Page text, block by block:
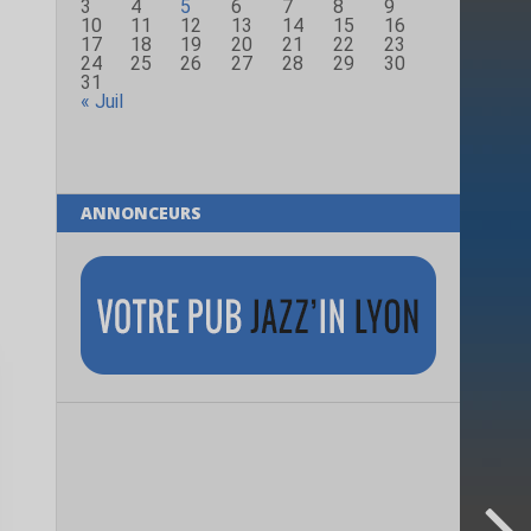
3
4 5 6 7 8
9
10
11 12 13 14 15
16
17
18 19 20 21 22
23
24
25 26 27 28 29
30
31
« Juil
ANNONCEURS